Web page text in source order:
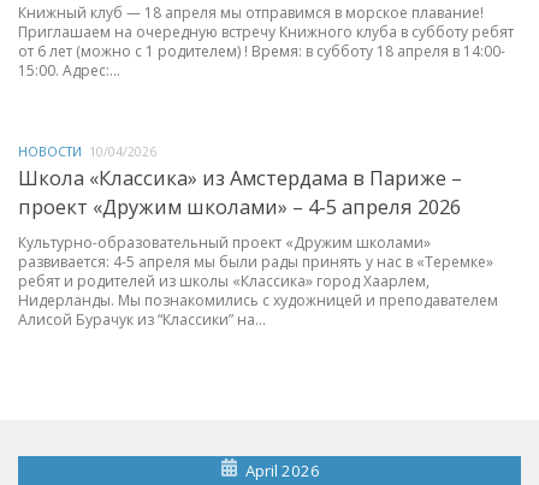
Книжный клуб — 18 апреля мы отправимся в морское плавание!
Приглашаем на очередную встречу Книжного клуба в субботу ребят
от 6 лет (можно с 1 родителем) ! Время: в субботу 18 апреля в 14:00-
15:00. Адрес:...
НОВОСТИ 10/04/2026
Школа «Классика» из Амстердама в Париже –
проект «Дружим школами» – 4-5 апреля 2026
Культурно-образовательный проект «Дружим школами»
развивается: 4-5 апреля мы были рады принять у нас в «Теремке»
ребят и родителей из школы «Классика» город Хаарлем,
Нидерланды. Мы познакомились с художницей и преподавателем
Алисой Бурачук из “Классики” на...
April 2026